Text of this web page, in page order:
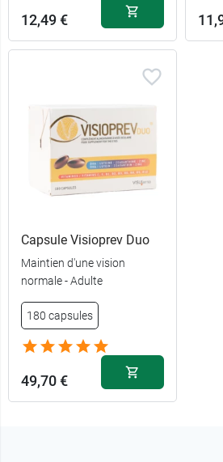
12,49 €
Capsule Visioprev Duo
Maintien d'une vision
normale - Adulte
180 capsules
49,70 €